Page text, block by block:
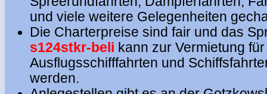
und viele weitere Gelegenheiten
Die Charterpreise sind fair und das
s124stkr-beli kann zur Vermietung
Ausflugsschifffahrten und
werden.